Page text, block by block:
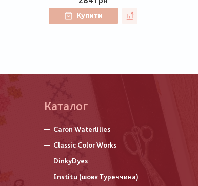
Купити
Каталог
Caron Waterlilies
Classic Color Works
DinkyDyes
Enstitu (шовк Туреччина)